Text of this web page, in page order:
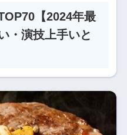
【2024年最
・演技上手いと